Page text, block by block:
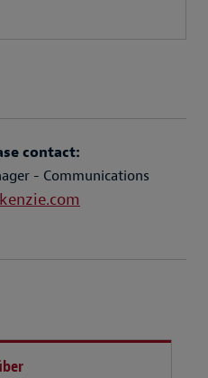
contact:
- Communications